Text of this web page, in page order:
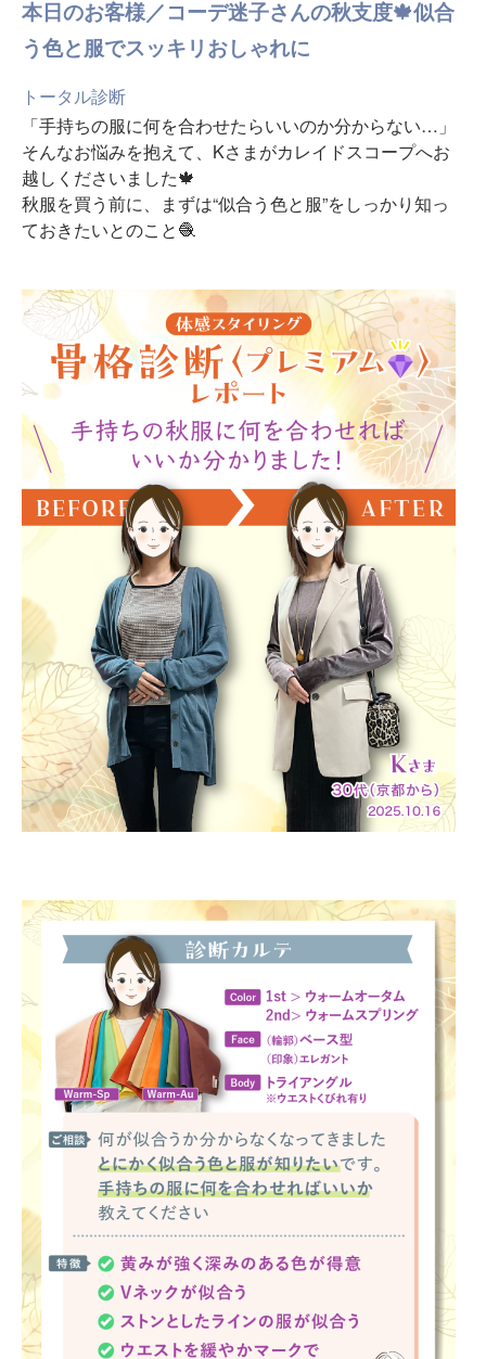
本日のお客様／コーデ迷子さんの秋支度🍁似合
う色と服でスッキリおしゃれに
トータル診断
「手持ちの服に何を合わせたらいいのか分からない…」
そんなお悩みを抱えて、Kさまがカレイドスコープへお
越しくださいました🍁
秋服を買う前に、まずは“似合う色と服”をしっかり知っ
ておきたいとのこと🧶